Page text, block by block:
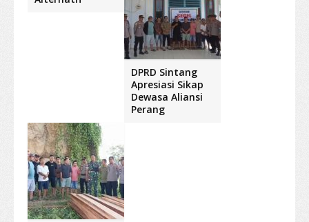
DPRD Sintang
Apresiasi Sikap
Dewasa Aliansi
Perang